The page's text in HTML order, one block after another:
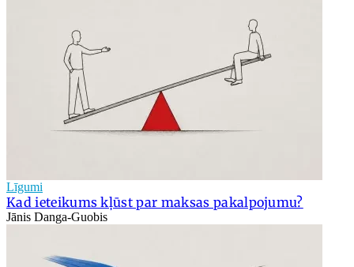
Līgumi
Kad ieteikums kļūst par maksas pakalpojumu?
Jānis Danga-Guobis